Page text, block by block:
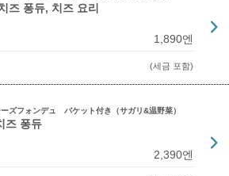
즈 퐁듀, 치즈 요리
1,890엔
(세금 포함)
ズフォンデュ バケット付き（サガリ&温野菜）
즈 퐁듀
2,390엔